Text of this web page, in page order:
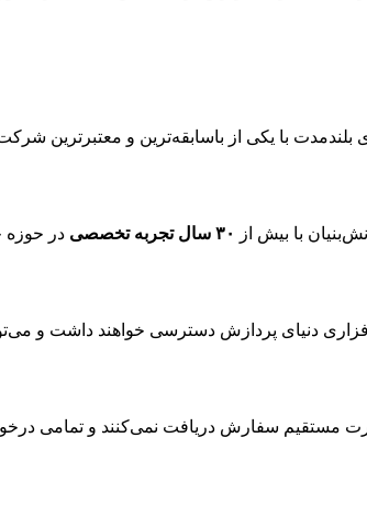
با یکی از باسابقه‌ترین و معتبرترین
با بیش از ۳۰ سال تجربه تخصصی در حوزه
دنیای پردازش دسترسی خواهند داشت و
مستقیم سفارش دریافت نمی‌کنند و تمامی